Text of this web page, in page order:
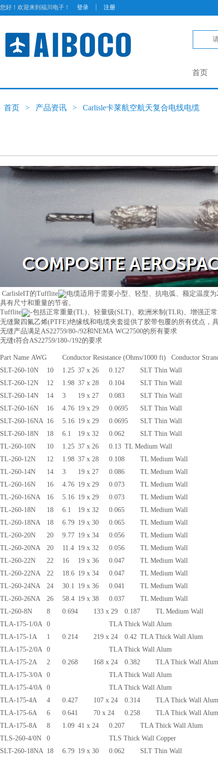
您好！欢迎来到福川电子！ 登录 | 注册
首页
首页 > 产品资讯 > Carlisle卡莱航空航天复合电线电缆
CarlisleIT的Tufflite
电缆适用于需要小型、轻型、抗电弧、额定温度
具有尺寸和重量的节省。
Tufflite
-包括正常重量(TL)、轻量级(SLT)、欧洲米制(TLR)、增强正
无缝聚四氟乙烯(PTFE)绝缘线和电缆夹套提供了胶带包覆的所有优点，
无缝产品满足AS22759/80-/92和NEMA WC27500的所有要求
无缝t符合AS22759/180-/192的要求
Part Name AWG Conductor Resistance (Ohms/1000 ft)
Conductor
SLT-260-10N
10 1.25 37 x 26 0.127
SLT Thin Wall
SLT-260-12N
12 1.98 37 x 28 0.104
SLT Thin Wall
SLT-260-14N
14 3 19 x 27 0.083
SLT Thin Wall
SLT-260-16N
16 4.76 19 x 29 0.0695
SLT Thin Wall
SLT-260-16NA 16 5.16 19 x 29 0.0695
SLT Thin Wall
SLT-260-18N
18 6.1 19 x 32 0.062
SLT Thin Wall
TL-260-10N
10 1.25 37 x 26 0.13 TL Medium Wall
TL-260-12N
12 1.98 37 x 28 0.108
TL Medium Wall
TL-260-14N
14 3 19 x 27 0.086
TL Medium Wall
TL-260-16N
16 4.76 19 x 29 0.073
TL Medium Wall
TL-260-16NA
16 5.16 19 x 29 0.073
TL Medium Wall
TL-260-18N
18 6.1 19 x 32 0.065
TL Medium Wall
TL-260-18NA
18 6.79 19 x 30 0.065
TL Medium Wall
TL-260-20N
20 9.77 19 x 34 0.056
TL Medium Wall
TL-260-20NA
20 11.4 19 x 32 0.056
TL Medium Wall
TL-260-22N
22 16 19 x 36 0.047
TL Medium Wall
TL-260-22NA
22 18.6 19 x 34 0.047
TL Medium Wall
TL-260-24NA
24 30.1 19 x 36 0.041
TL Medium Wall
TL-260-26NA
26 58.4 19 x 38 0.037
TL Medium Wall
TL-260-8N
8 0.694 133 x 29 0.187
TL Medium Wall
TLA-175-1/0A
0
TLA Thick Wall Alum
TLA-175-1A
1 0.214 219 x 24 0.42 TLA Thick Wall Alum
TLA-175-2/0A
0
TLA Thick Wall Alum
TLA-175-2A
2 0.268 168 x 24 0.382
TLA Thick Wall Alum
TLA-175-3/0A
0
TLA Thick Wall Alum
TLA-175-4/0A
0
TLA Thick Wall Alum
TLA-175-4A
4 0.427 107 x 24 0.314
TLA Thick Wall Alum
TLA-175-6A
6 0.641 70 x 24 0.258
TLA Thick Wall Alum
TLA-175-8A
8 1.09 41 x 24 0.207
TLA Thick Wall Alum
TLS-260-4/0N
0
TLS Thick Wall Copper
SLT-260-18NA 18 6.79 19 x 30 0.062
SLT Thin Wall